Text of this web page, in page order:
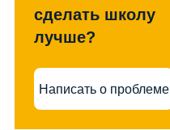
сделать школу
лучше?
Написать о проблеме